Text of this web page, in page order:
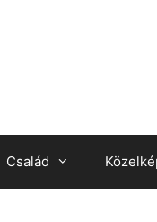
Család